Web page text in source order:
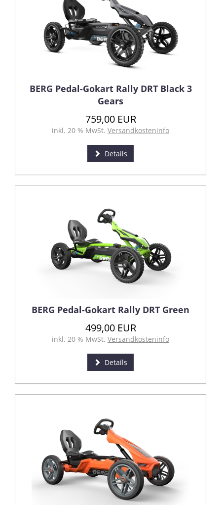
BERG Pedal-Gokart Rally DRT Black 3
Gears
759,00 EUR
inkl. 20 % MwSt. Versandkosteninfo
Details
BERG Pedal-Gokart Rally DRT Green
499,00 EUR
inkl. 20 % MwSt. Versandkosteninfo
Details